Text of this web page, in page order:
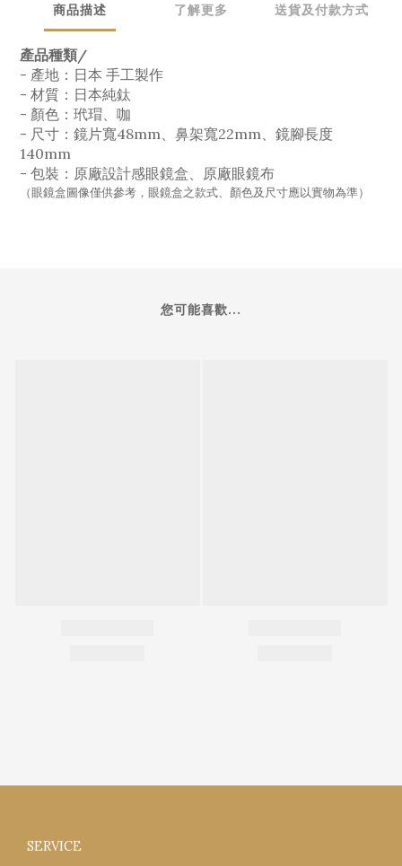
商品描述 了解更多 送貨及付款方式
產品種類/
- 產地：日本 手工製作
- 材質：日本純鈦
- 顏色：玳瑁、咖
- 尺寸：鏡片寬48mm、鼻架寬22mm、鏡腳長度
140mm
- 包裝：原廠設計感眼鏡盒、原廠眼鏡布
（眼鏡盒圖像僅供參考，眼鏡盒之款式、顏色及尺寸應以實物為準）
您可能喜歡...
SERVICE